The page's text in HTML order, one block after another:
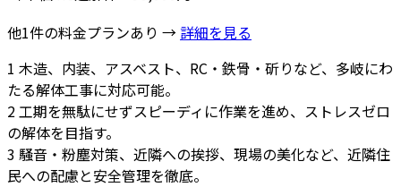
他1件の料金プランあり → 詳細を見る
1 木造、内装、アスベスト、RC・鉄骨・斫りなど、多岐にわ
たる解体工事に対応可能。
2工期を無駄にせずスピーディに作業を進め、ストレスゼロ
の解体を目指す。
3 騒音・粉塵対策、近隣への挨拶、現場の美化など、近隣住
民への配慮と安全管理を徹底。